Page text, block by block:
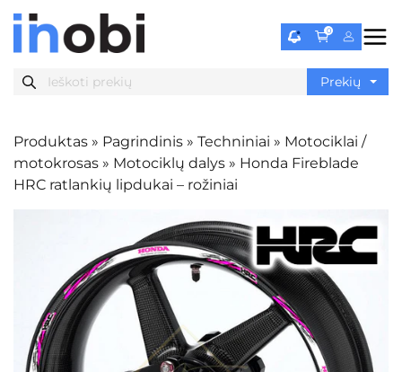
0
Produktas » Pagrindinis » Techniniai » Motociklai /
motokrosas » Motociklų dalys » Honda Fireblade
HRC ratlankių lipdukai – rožiniai